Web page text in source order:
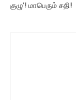
குழு’! மாபெரும் சதி!